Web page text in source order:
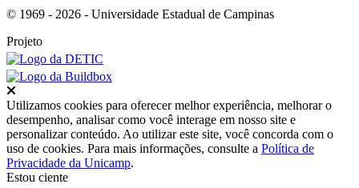
© 1969 - 2026 - Universidade Estadual de Campinas
Projeto
Utilizamos cookies para oferecer melhor experiência, melhorar o
desempenho, analisar como você interage em nosso site e
personalizar conteúdo. Ao utilizar este site, você concorda com o
uso de cookies. Para mais informações, consulte a Política de
Privacidade da Unicamp.
Estou ciente